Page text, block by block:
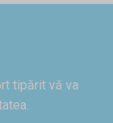
tipărit vă va